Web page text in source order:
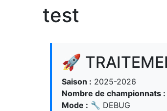
test
🚀
Saison : 2025-2026
Nombre de championnats :
Mode : 🔧 DEBUG